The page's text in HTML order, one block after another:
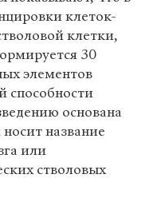
клеток-
клетки,
30
элементов
способности
основана
название
или
стволовых